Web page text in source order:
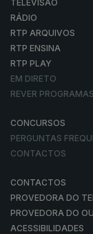
TELEVISÃO
RÁDIO
RTP ARQUIVOS
RTP ENSINA
RTP PLAY
EM DIRETO
REVER PROGRAMAS
CONCURSOS
PERGUNTAS
CONTACTOS
CONTACTOS
PROVEDORA DO
PROVEDORA DO
ACESSIBILIDADES